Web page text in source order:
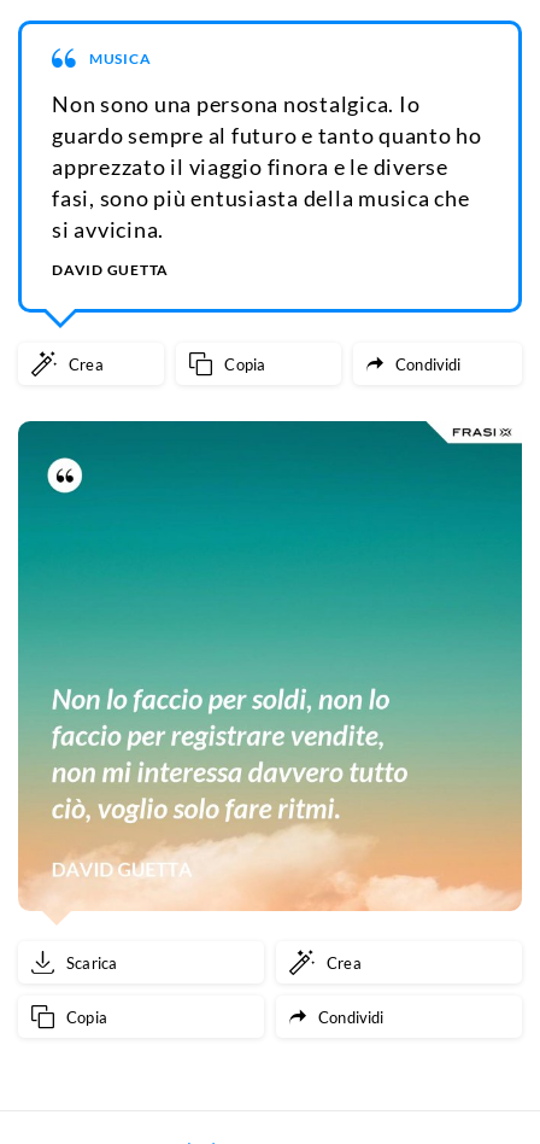
MUSICA
Non sono una persona nostalgica. Io
guardo sempre al futuro e tanto quanto ho
apprezzato il viaggio finora e le diverse
fasi, sono più entusiasta della musica che
si avvicina.
DAVID GUETTA
Crea Copia Condividi
Scarica Crea
Copia Condividi